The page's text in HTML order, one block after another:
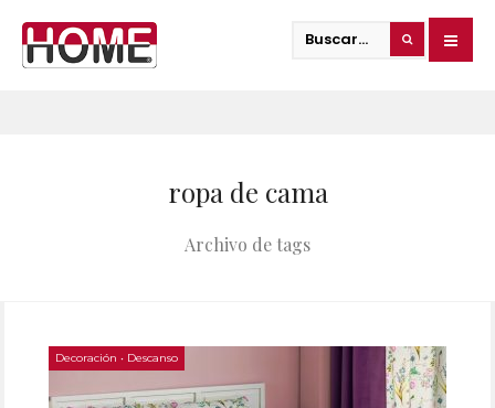
ropa de cama
Archivo de tags
Decoración • Descanso